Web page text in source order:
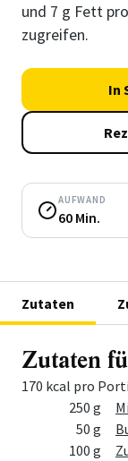
und 7 g Fett
zugreifen.
In
AUFWAND
60 Min.
Zutaten
Zutaten
170 kcal pro
Zutat
250 g
50 g
100 g